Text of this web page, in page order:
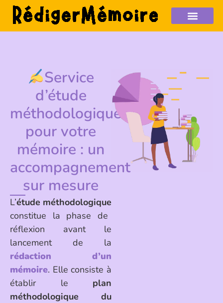
Service
d’étude
méthodologique
pour votre
mémoire : un
accompagnement
sur mesure
L’étude méthodologique
constitue la phase de
réflexion avant le
lancement de la
rédaction d’un
mémoire. Elle consiste à
établir le plan
méthodologique du